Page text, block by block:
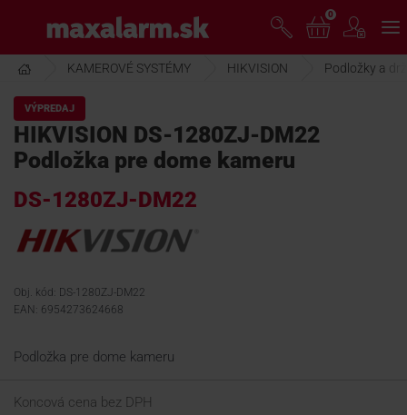
hlavnému
obsahu
www.maxalarm.sk
AKCIA MESIACA
PRODUKTY
0
KAMEROVÉ SYSTÉMY HIKVISION Podložky a
VÝPREDAJ
HIKVISION DS-1280ZJ-DM22
Podložka pre dome kameru
DS-1280ZJ-DM22
Obj. kód: DS-1280ZJ-DM22
EAN: 6954273624668
Podložka pre dome kameru
Koncová cena bez DPH